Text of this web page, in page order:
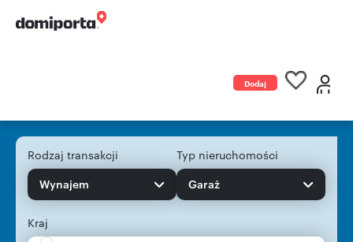
Dodaj
Rodzaj transakcji
Wynajem
Typ nieruchomości
Garaż
Kraj